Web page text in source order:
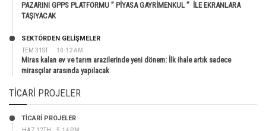
PAZARINI GPPS PLATFORMU ” PİYASA GAYRİMENKUL ” İLE EKRANLARA
TAŞIYACAK
TEM 31ST 10:12 AM
SEKTÖRDEN GELIŞMELER
Miras kalan ev ve tarım arazilerinde yeni dönem: İlk ihale artık sadece
mirasçılar arasında yapılacak
TICARI PROJELER
TİCARİ PROJELER